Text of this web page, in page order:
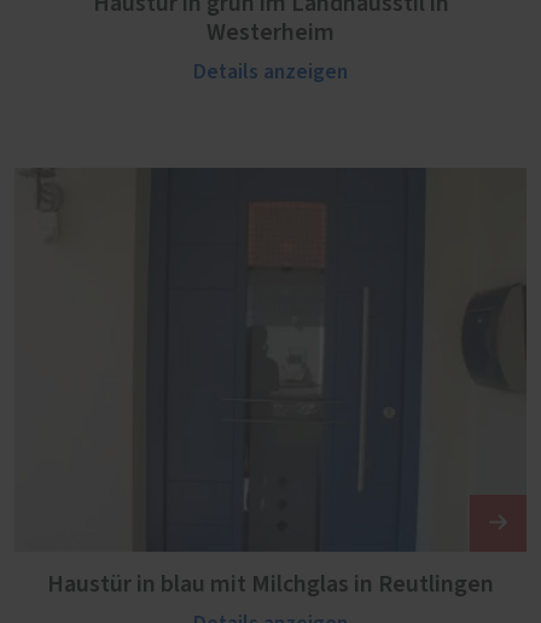
Westerheim
Details anzeigen
Haustür in blau mit Milchglas in Reutlingen